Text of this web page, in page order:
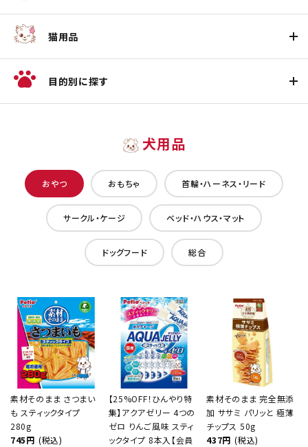
猫用品
目的別に探す
犬用品
おやつ おもちゃ 首輪・ハーネス・リード
サークル・ケージ ベッド・ハウス・マット
ドッグフード 総合
素材そのまま さつまい
も スティックタイプ
280g
745円 (税込)
【25%OFF！ひんやり特
集】アクアゼリー 4つの
ゼロ りんご風味 スティ
ックタイプ 8本入【会員
素材そのまま 完全無添
加 ササミ パリッと 極薄
チップス 50g
437円 (税込)